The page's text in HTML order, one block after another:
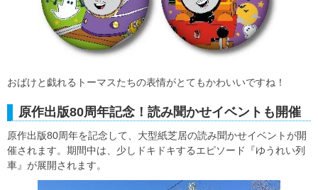
おばけと戯れるトーマスたちの表情がとてもかわいいですね！
原作出版80周年記念！読み聞かせイベントも開催
原作出版80周年を記念して、大型紙芝居の読み聞かせイベントが開
催されます。期間中は、少しドキドキするエピソード『ゆうれい列
車』が展開されます。